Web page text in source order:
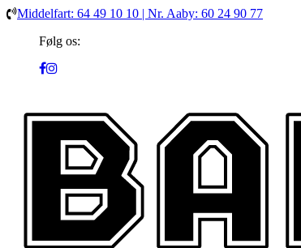
Middelfart: 64 49 10 10 | Nr. Aaby: 60 24 90 77
Følg os: